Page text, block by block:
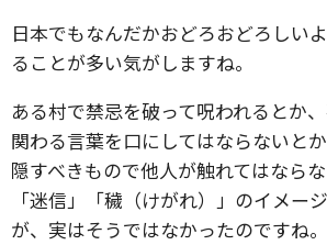
日本でもなんだかおどろおどろしい
ることが多い気がしますね。
ある村で禁忌を破って呪われるとか
関わる言葉を口にしてはならないと
隠すべきもので他人が触れてはならな
「迷信」「穢（けがれ）」のイメー
が、実はそうではなかったのですね。